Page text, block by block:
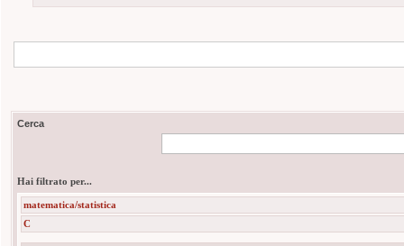
Cerca
Hai filtrato per...
matematica/statistica
C